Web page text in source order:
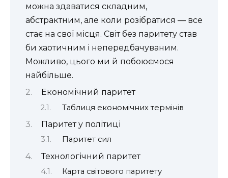
можна здаватися складним,
абстрактним, але коли розібратися — все
стає на свої місця. Світ без паритету став
би хаотичним і непередбачуваним.
Можливо, цього ми й побоюємося
найбільше.
Економічний паритет
Таблиця економічних термінів
Паритет у політиці
Паритет сил
Технологічний паритет
Карта світового паритету